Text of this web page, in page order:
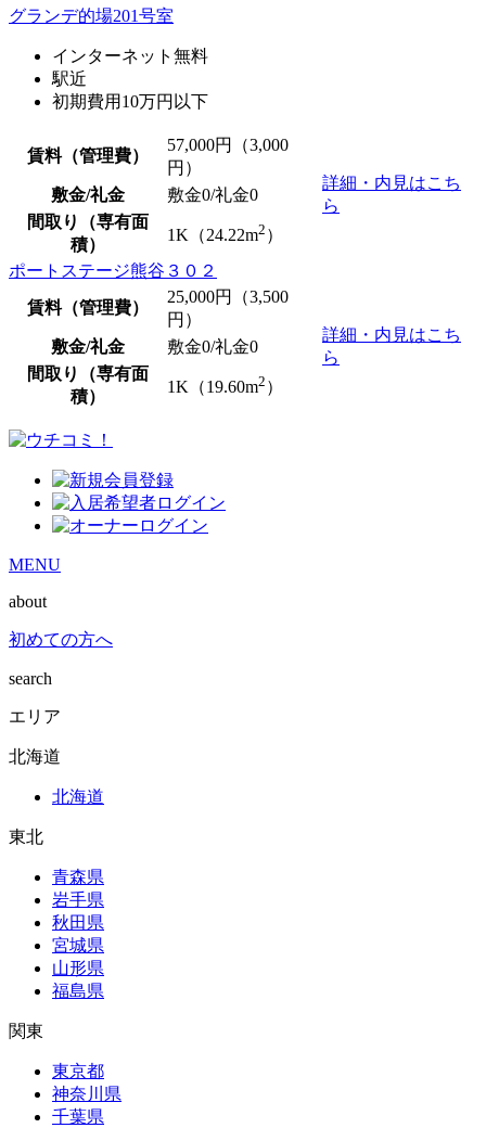
グランデ的場201号室
インターネット無料
駅近
初期費用10万円以下
賃料（管理費）
57,000円（3,000
円）
詳細・内見はこち
ら
敷金/礼金 敷金0/礼金0
間取り（専有面
積）
1K（24.22m2 ）
ポートステージ熊谷３０２
賃料（管理費）
25,000円（3,500
円）
詳細・内見はこち
ら
敷金/礼金 敷金0/礼金0
間取り（専有面
積）
1K（19.60m2 ）
MENU
about
初めての方へ
search
エリア
北海道
北海道
東北
青森県
岩手県
秋田県
宮城県
山形県
福島県
関東
東京都
神奈川県
千葉県